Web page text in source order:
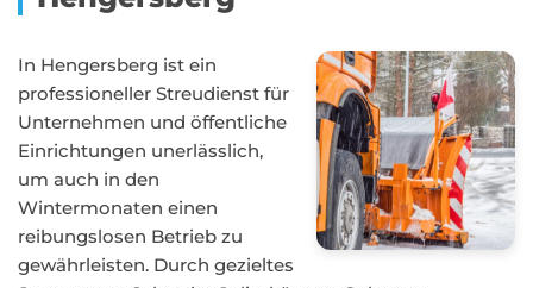
In Hengersberg ist ein
professioneller Streudienst für
Unternehmen und öffentliche
Einrichtungen unerlässlich,
um auch in den
Wintermonaten einen
reibungslosen Betrieb zu
gewährleisten. Durch gezieltes